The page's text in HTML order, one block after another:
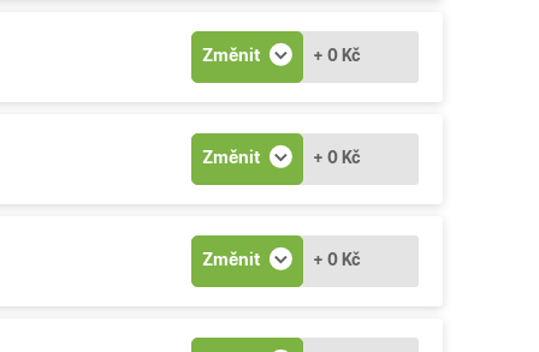
Změnit + 0 Kč
Změnit + 0 Kč
Změnit + 0 Kč